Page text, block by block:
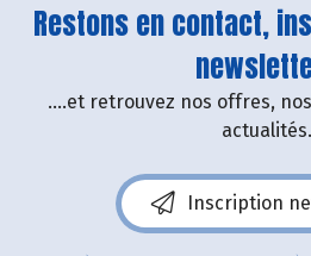
Restons en contact,
....et retrouvez nos offres,
actualités.
Inscription